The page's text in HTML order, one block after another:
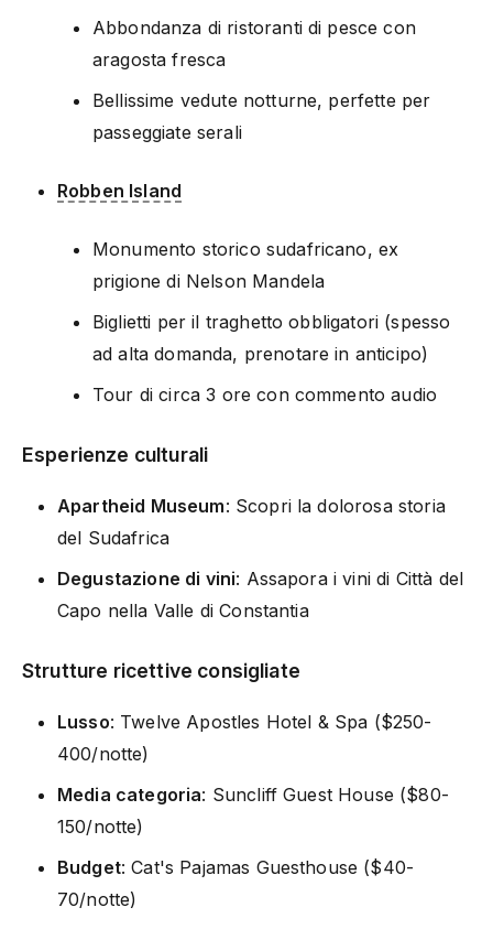
Abbondanza di ristoranti di pesce con
aragosta fresca
Bellissime vedute notturne, perfette per
passeggiate serali
Robben Island
Monumento storico sudafricano, ex
prigione di Nelson Mandela
Biglietti per il traghetto obbligatori (spesso
ad alta domanda, prenotare in anticipo)
Tour di circa 3 ore con commento audio
Esperienze culturali
Apartheid Museum: Scopri la dolorosa storia
del Sudafrica
Degustazione di vini: Assapora i vini di Città del
Capo nella Valle di Constantia
Strutture ricettive consigliate
Lusso: Twelve Apostles Hotel & Spa ($250-
400/notte)
Media categoria: Suncliff Guest House ($80-
150/notte)
Budget: Cat's Pajamas Guesthouse ($40-
70/notte)